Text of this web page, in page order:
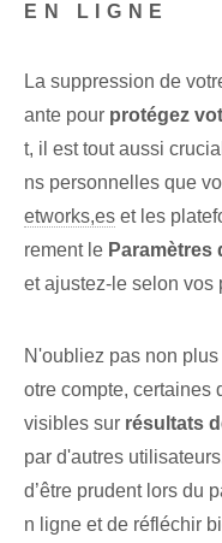
EN LIGNE
La suppression de
ante pour protégez
t, il est tout aussi
ns personnelles que
etworks,es et les
rement le Paramètres
et ajustez-le selon vos
N'oubliez pas non
otre compte, certaines
visibles sur résultats
par d'autres
d’être prudent lors du
n ligne‌ et de réfléchir